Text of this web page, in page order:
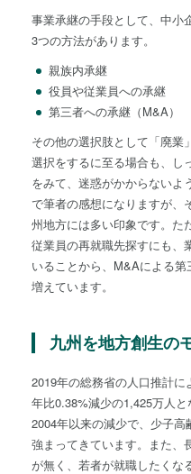
事業承継の手段として、中小
3つの方法があります。
親族内承継
役員や従業員への承継
第三者への承継（M&A）
その他の選択肢として「廃業
選択をするに至る場合も、し
をみて、迷惑がかからないよ
で筆者の感想になりますが、
州地方には多い印象です。た
従業員の再就職先探すにも、
いることから、M&Aによる
増えています。
九州を地方創生の
2019年の総務省の人口推計
年比0.38%減少の1,425万人
2004年以来の減少で、少子
強まってきています。また、
が無く、若者が就職したくな